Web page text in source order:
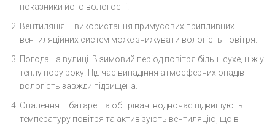
показники його вологості.
Вентиляція – використання примусових припливних
вентиляційних систем може знижувати вологість повітря.
Погода на вулиці. В зимовий період повітря більш сухе, ніж у
теплу пору року. Під час випадіння атмосферних опадів
вологість завжди підвищена.
Опалення – батареї та обігрівачі водночас підвищують
температуру повітря та активізують вентиляцію, що в